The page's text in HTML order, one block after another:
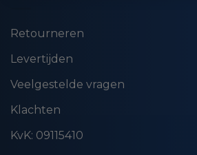
Retourneren
Levertijden
Veelgestelde vragen
Klachten
KvK: 09115410